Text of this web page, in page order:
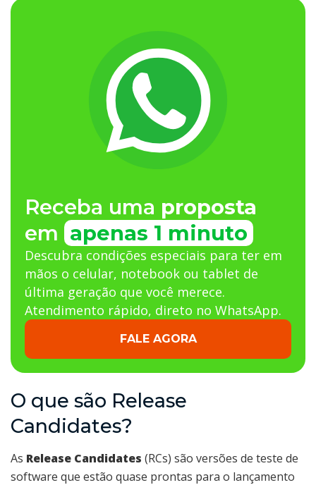
Receba uma proposta
em apenas 1 minuto
Descubra condições especiais para ter em
mãos o celular, notebook ou tablet de
última geração que você merece.
Atendimento rápido, direto no WhatsApp.
FALE AGORA
O que são Release
Candidates?
As Release Candidates (RCs) são versões de teste de
software que estão quase prontas para o lançamento